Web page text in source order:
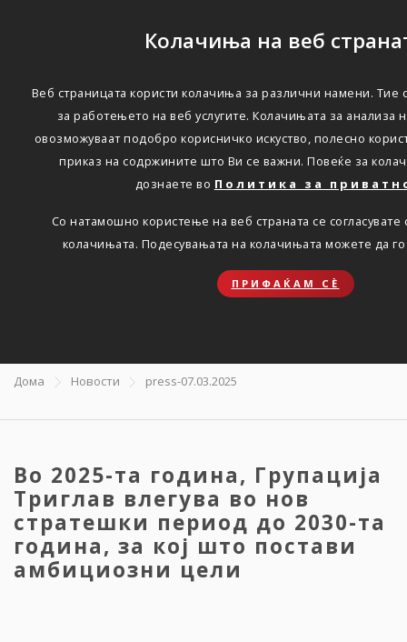
Колачиња на веб
Веб страницата користи колачиња за различни намени. Тие
за работењето на веб услугите. Колачињата за анализа
овозможуваат подобро корисничко искуство, полесно
приказ на содржините што Ви се важни. Повеќе за
дознаете во Политика за
Со натамошно користење на веб страната се
колачињата. Подесувањата на колачињата можете да
ПРИФАЌАМ СЀ
Остварени многу добри
резултати во 2024-та
година, профитабилно
работење и раст на
деловниот обем
планирани за 2025-та
Дома Новости press-07.03.2025
Во 2025-та година, Групација
Триглав влегува во нов
стратешки период до 2030-та
година, за кој што постави
амбициозни цели